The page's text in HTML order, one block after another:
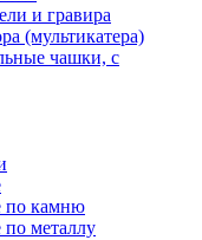
и гравира
(мультикатера)
чашки, с
по камню
металлу